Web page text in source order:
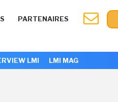
PARTENAIRES
LMI LMI MAG